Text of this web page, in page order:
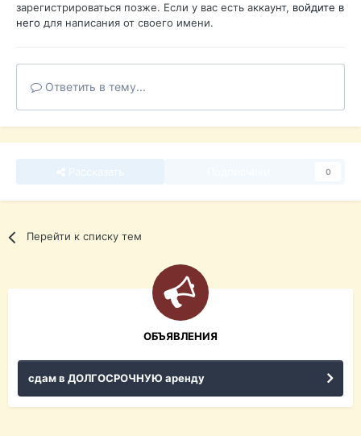
зарегистрироваться позже. Если у вас есть аккаунт, войдите в
него для написания от своего имени.
Ответить в тему...
0
Перейти к списку тем
ОБЪЯВЛЕНИЯ
сдам в ДОЛГОСРОЧНУЮ аренду